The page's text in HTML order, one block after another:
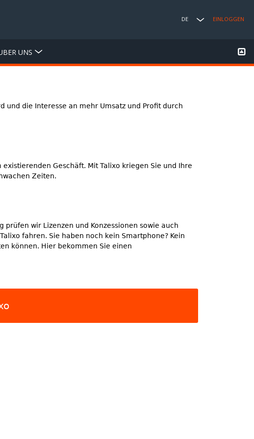
DE EINLOGGEN
UNS
und die Interesse an mehr Umsatz und Profit durch
Geschäft. Mit Talixo kriegen Sie und Ihre
Zeiten.
wir Lizenzen und Konzessionen sowie auch
fahren. Sie haben noch kein Smartphone? Kein
können. Hier bekommen Sie einen